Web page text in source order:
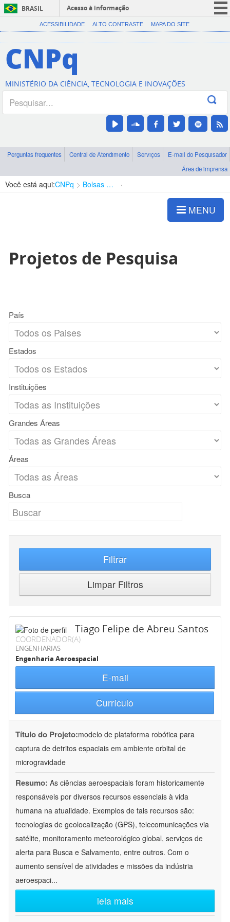
BRASIL
Acesso à informação
CORONAVÍRUS (COVID-19)
Canais
ACESSIBILIDADE ALTO CONTRASTE MAPA DO SITE
CNPq
MINISTÉRIO DA CIÊNCIA, TECNOLOGIA E INOVAÇÕES
Perguntas frequentes Central de Atendimento Serviços
E-mail do Pesquisador
Área de imprensa
Você está aqui:CNPq Bolsas e Auxílios Vigentes
MENU
Projetos de Pesquisa
País
Estados
Instituições
Grandes Áreas
Áreas
Busca
Filtrar
Limpar Filtros
Tiago Felipe de Abreu Santos
COORDENADOR(A)
ENGENHARIAS
Engenharia Aeroespacial
E-mail
Currículo
Título do Projeto:modelo de plataforma robótica para
captura de detritos espaciais em ambiente orbital de
microgravidade
Resumo: As ciências aeroespaciais foram historicamente
responsáveis por diversos recursos essenciais à vida
humana na atualidade. Exemplos de tais recursos são:
tecnologias de geolocalização (GPS), telecomunicações via
satélite, monitoramento meteorológico global, serviços de
alerta para Busca e Salvamento, entre outros. Com o
aumento sensível de atividades e missões da indústria
aeroespaci...
leia mais